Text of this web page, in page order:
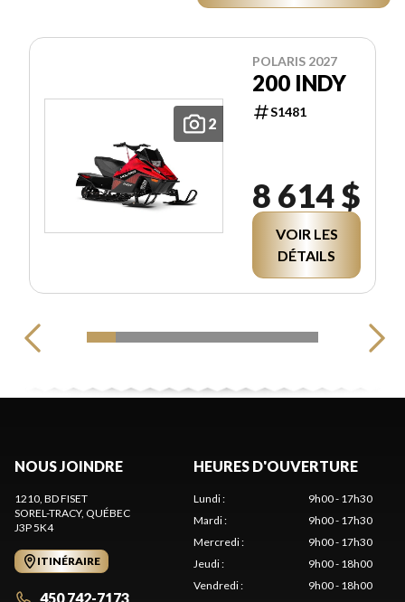
2
POLARIS 2027
200 INDY
S1481
8 614 $
VOIR LES
DÉTAILS
NOUS JOINDRE
1210, BD FISET
SOREL-TRACY, QUÉBEC
J3P 5K4
ITINÉRAIRE
450 742-7173
HEURES D'OUVERTURE
Lundi:
9h00 - 17h30
Mardi:
9h00 - 17h30
Mercredi:
9h00 - 17h30
Jeudi:
9h00 - 18h00
Vendredi:
9h00 - 18h00